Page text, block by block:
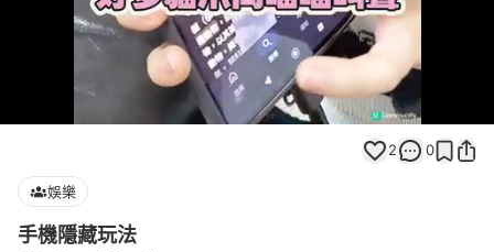
Loaded
67.42%
2 0
娛樂
手機隱藏玩法